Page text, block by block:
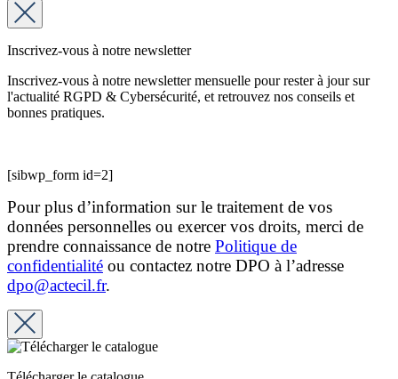
Inscrivez-vous à notre newsletter
Inscrivez-vous à notre newsletter mensuelle pour rester à jour sur
l'actualité RGPD & Cybersécurité, et retrouvez nos conseils et
bonnes pratiques.
[sibwp_form id=2]
Pour plus d’information sur le traitement de vos
données personnelles ou exercer vos droits, merci de
prendre connaissance de notre Politique de
confidentialité ou contactez notre DPO à l’adresse
dpo@actecil.fr.